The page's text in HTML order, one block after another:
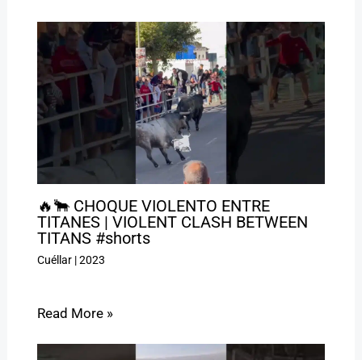
🔥🐂 CHOQUE VIOLENTO ENTRE
TITANES | VIOLENT CLASH BETWEEN
TITANS #shorts
Cuéllar|2023
Read More »